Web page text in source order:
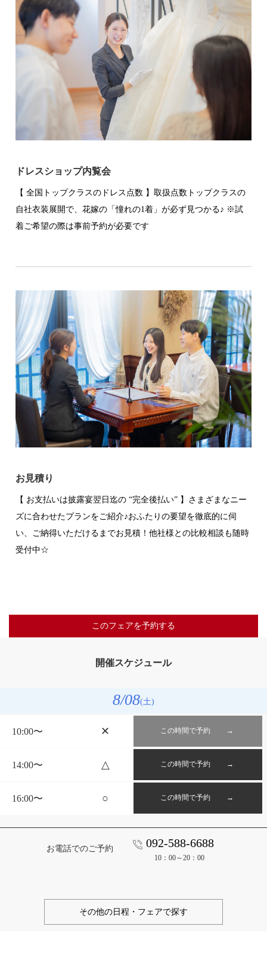
ドレスショップ内覧会
【 全国トップクラスのドレス点数 】取扱点数トップクラスの
自社衣装展開で、花嫁の「憧れの1着」が必ず見つかる♪ ※試
着ご希望の際は事前予約が必要です
お見積り
【 お支払いは披露宴翌日迄の “完全後払い” 】さまざまなニー
ズに合わせたプランをご紹介♪おふたりの要望を徹底的に伺
い、ご納得いただけるまでお見積！他社様との比較相談も随時
受付中☆
このフェアを予約する
開催スケジュール
8/08(土)
10:00〜 ✕ この時間で予約 →
14:00〜 △ この時間で予約 →
16:00〜 ○ この時間で予約 →
お電話でのご予約 092-588-6688
10：00～20：00
その他の日程・フェアで探す